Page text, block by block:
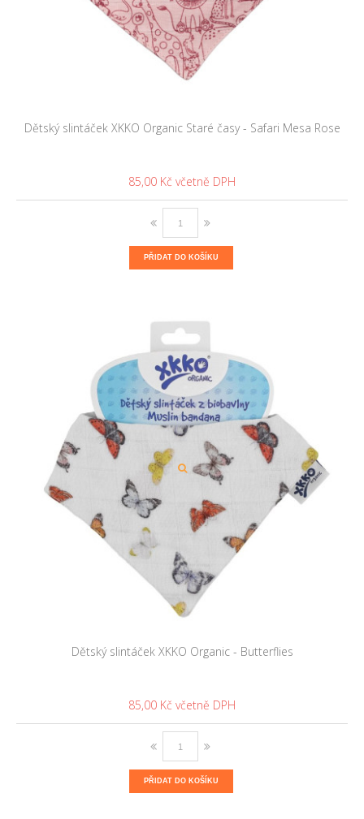
Dětský slintáček XKKO Organic Staré časy - Safari Mesa Rose
85,00 Kč
PŘIDAT DO KOŠÍKU
Dětský slintáček XKKO Organic - Butterflies
85,00 Kč
PŘIDAT DO KOŠÍKU